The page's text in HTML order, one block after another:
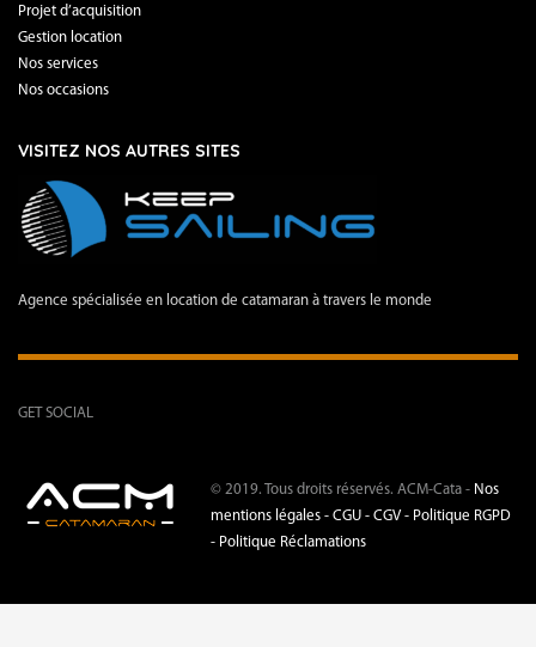
Projet d’acquisition
Gestion location
Nos services
Nos occasions
VISITEZ NOS AUTRES SITES
Agence spécialisée en location de catamaran à travers le monde
GET SOCIAL
© 2019. Tous droits réservés. ACM-Cata - Nos
mentions légales - CGU - CGV - Politique RGPD
- Politique Réclamations